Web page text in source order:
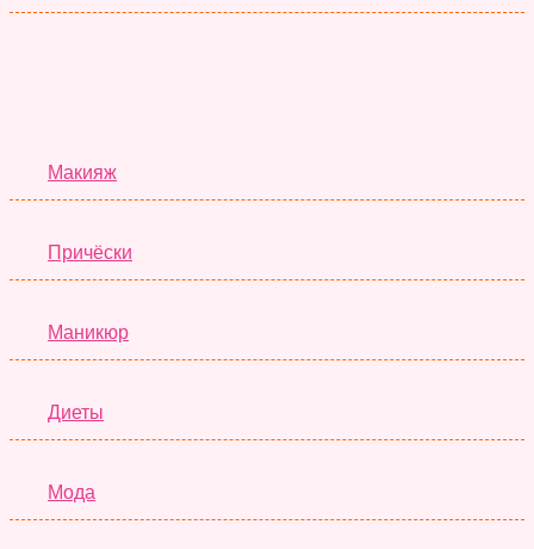
Макияж
Причёски
Маникюр
Диеты
Мода